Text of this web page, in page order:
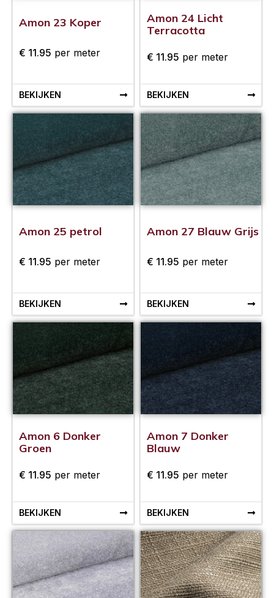
Amon 23 Koper
€ 11.95 per meter
BEKIJKEN
Amon 24 Licht
Terracotta
€ 11.95 per meter
BEKIJKEN
Amon 25 petrol
€ 11.95 per meter
BEKIJKEN
Amon 27 Blauw Grijs
€ 11.95 per meter
BEKIJKEN
Amon 6 Donker
Groen
€ 11.95 per meter
BEKIJKEN
Amon 7 Donker
Blauw
€ 11.95 per meter
BEKIJKEN